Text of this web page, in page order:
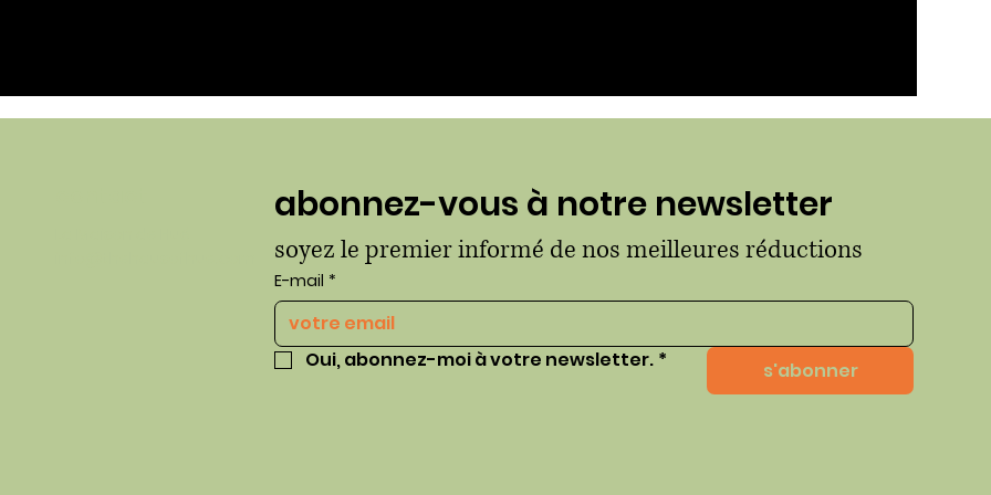
abonnez-vous à notre newsletter
soyez le premier informé de nos meilleures réductions
E-mail *
Oui, abonnez-moi à votre newsletter. * s'abonner